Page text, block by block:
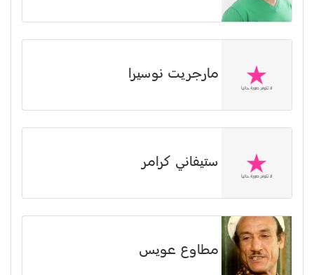
مارجريت نوسيرا
ستيفاني كرامر
مطاوع عويس